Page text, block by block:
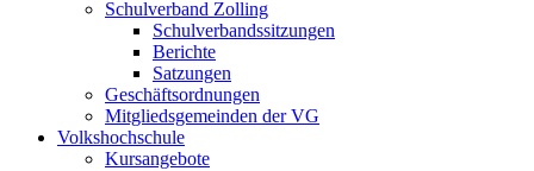
Schulverband Zolling
Schulverbandssitzungen
Berichte
Satzungen
Geschäftsordnungen
Mitgliedsgemeinden der VG
Volkshochschule
Kursangebote